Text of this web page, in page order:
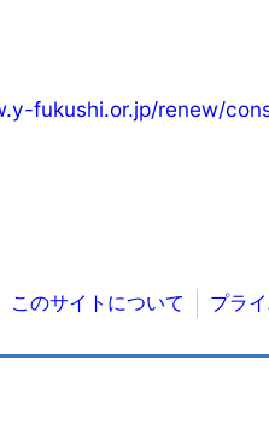
fukushi.or.jp/renew/
このサイトについて プラ